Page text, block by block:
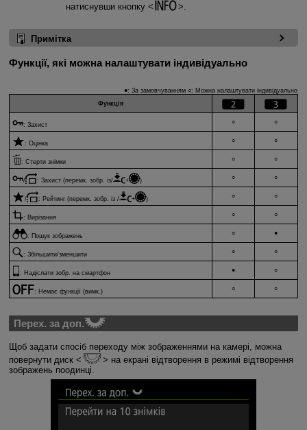
натиснувши кнопку
Примітка
Функції, які можна налаштувати індивідуально
●: За замовчуванням ○: Можна налаштувати індивідуально
Функція
:Захист ○ ○
:Оцінка ○ ○
:Стерти знімки ○ ○
/ :Захист (перемк. зобр. із/ + ) ○ ○
/ : Рейтинг (перемк. зобр. із / + ) ○ ○
: Вирізання ○ ○
: Пошук зображень ○ ●
:Збільшити/зменшити ○ ○
: Надіслати зобр. на смартфон ● ○
: Немає функції (вимк.) ○ ○
Перех. за доп.
Щоб задати спосіб переходу між зображеннями на камері, можна
повернути диск
на екрані відтворення в режимі відтворення
зображень поодинці.